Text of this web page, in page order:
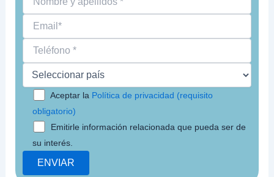
Aceptar la Política de privacidad (requisito
obligatorio)
Emitirle información relacionada que pueda ser de
su interés.